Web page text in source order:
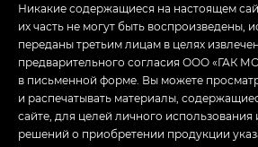
Никакие содержащиеся на настоящем
их часть не могут быть воспроизведены,
переданы третьим лицам в целях
предварительного согласия ООО «ГАК
в письменной форме. Вы можете
и распечатывать материалы,
сайте, для целей личного использования
решений о приобретении продукции